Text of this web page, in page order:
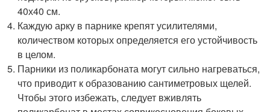
40х40 см.
Каждую арку в парнике крепят усилителями,
количеством которых определяется его устойчивость
в целом.
Парники из поликарбоната могут сильно нагреваться,
что приводит к образованию сантиметровых щелей.
Чтобы этого избежать, следует вживлять